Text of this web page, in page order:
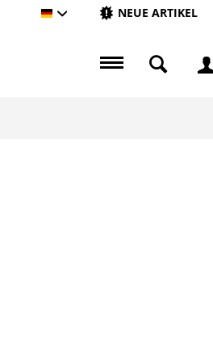
Hauptshop DeutschNEUE ARTIKEL